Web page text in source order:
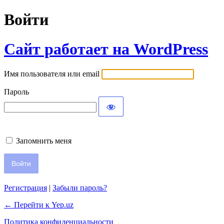
Войти
Сайт работает на WordPress
Имя пользователя или email
Пароль
Запомнить меня
Регистрация | Забыли пароль?
← Перейти к Yep.uz
Политика конфиденциальности